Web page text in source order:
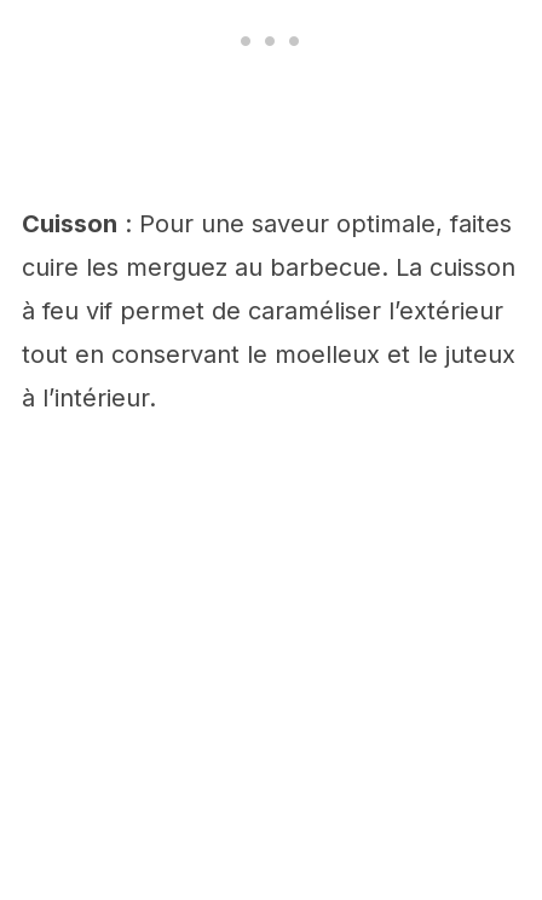
Cuisson : Pour une saveur optimale, faites
cuire les merguez au barbecue. La cuisson
à feu vif permet de caraméliser l’extérieur
tout en conservant le moelleux et le juteux
à l’intérieur.